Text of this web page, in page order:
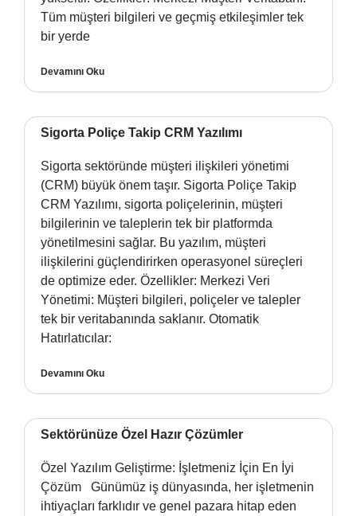
Tüm müşteri bilgileri ve geçmiş etkileşimler tek
bir yerde
Devamını Oku
Sigorta Poliçe Takip CRM Yazılımı
Sigorta sektöründe müşteri ilişkileri yönetimi
(CRM) büyük önem taşır. Sigorta Poliçe Takip
CRM Yazılımı, sigorta poliçelerinin, müşteri
bilgilerinin ve taleplerin tek bir platformda
yönetilmesini sağlar. Bu yazılım, müşteri
ilişkilerini güçlendirirken operasyonel süreçleri
de optimize eder. Özellikler: Merkezi Veri
Yönetimi: Müşteri bilgileri, poliçeler ve talepler
tek bir veritabanında saklanır. Otomatik
Hatırlatıcılar:
Devamını Oku
Sektörünüze Özel Hazır Çözümler
Özel Yazılım Geliştirme: İşletmeniz İçin En İyi
Çözüm Günümüz iş dünyasında, her işletmenin
ihtiyaçları farklıdır ve genel pazara hitap eden